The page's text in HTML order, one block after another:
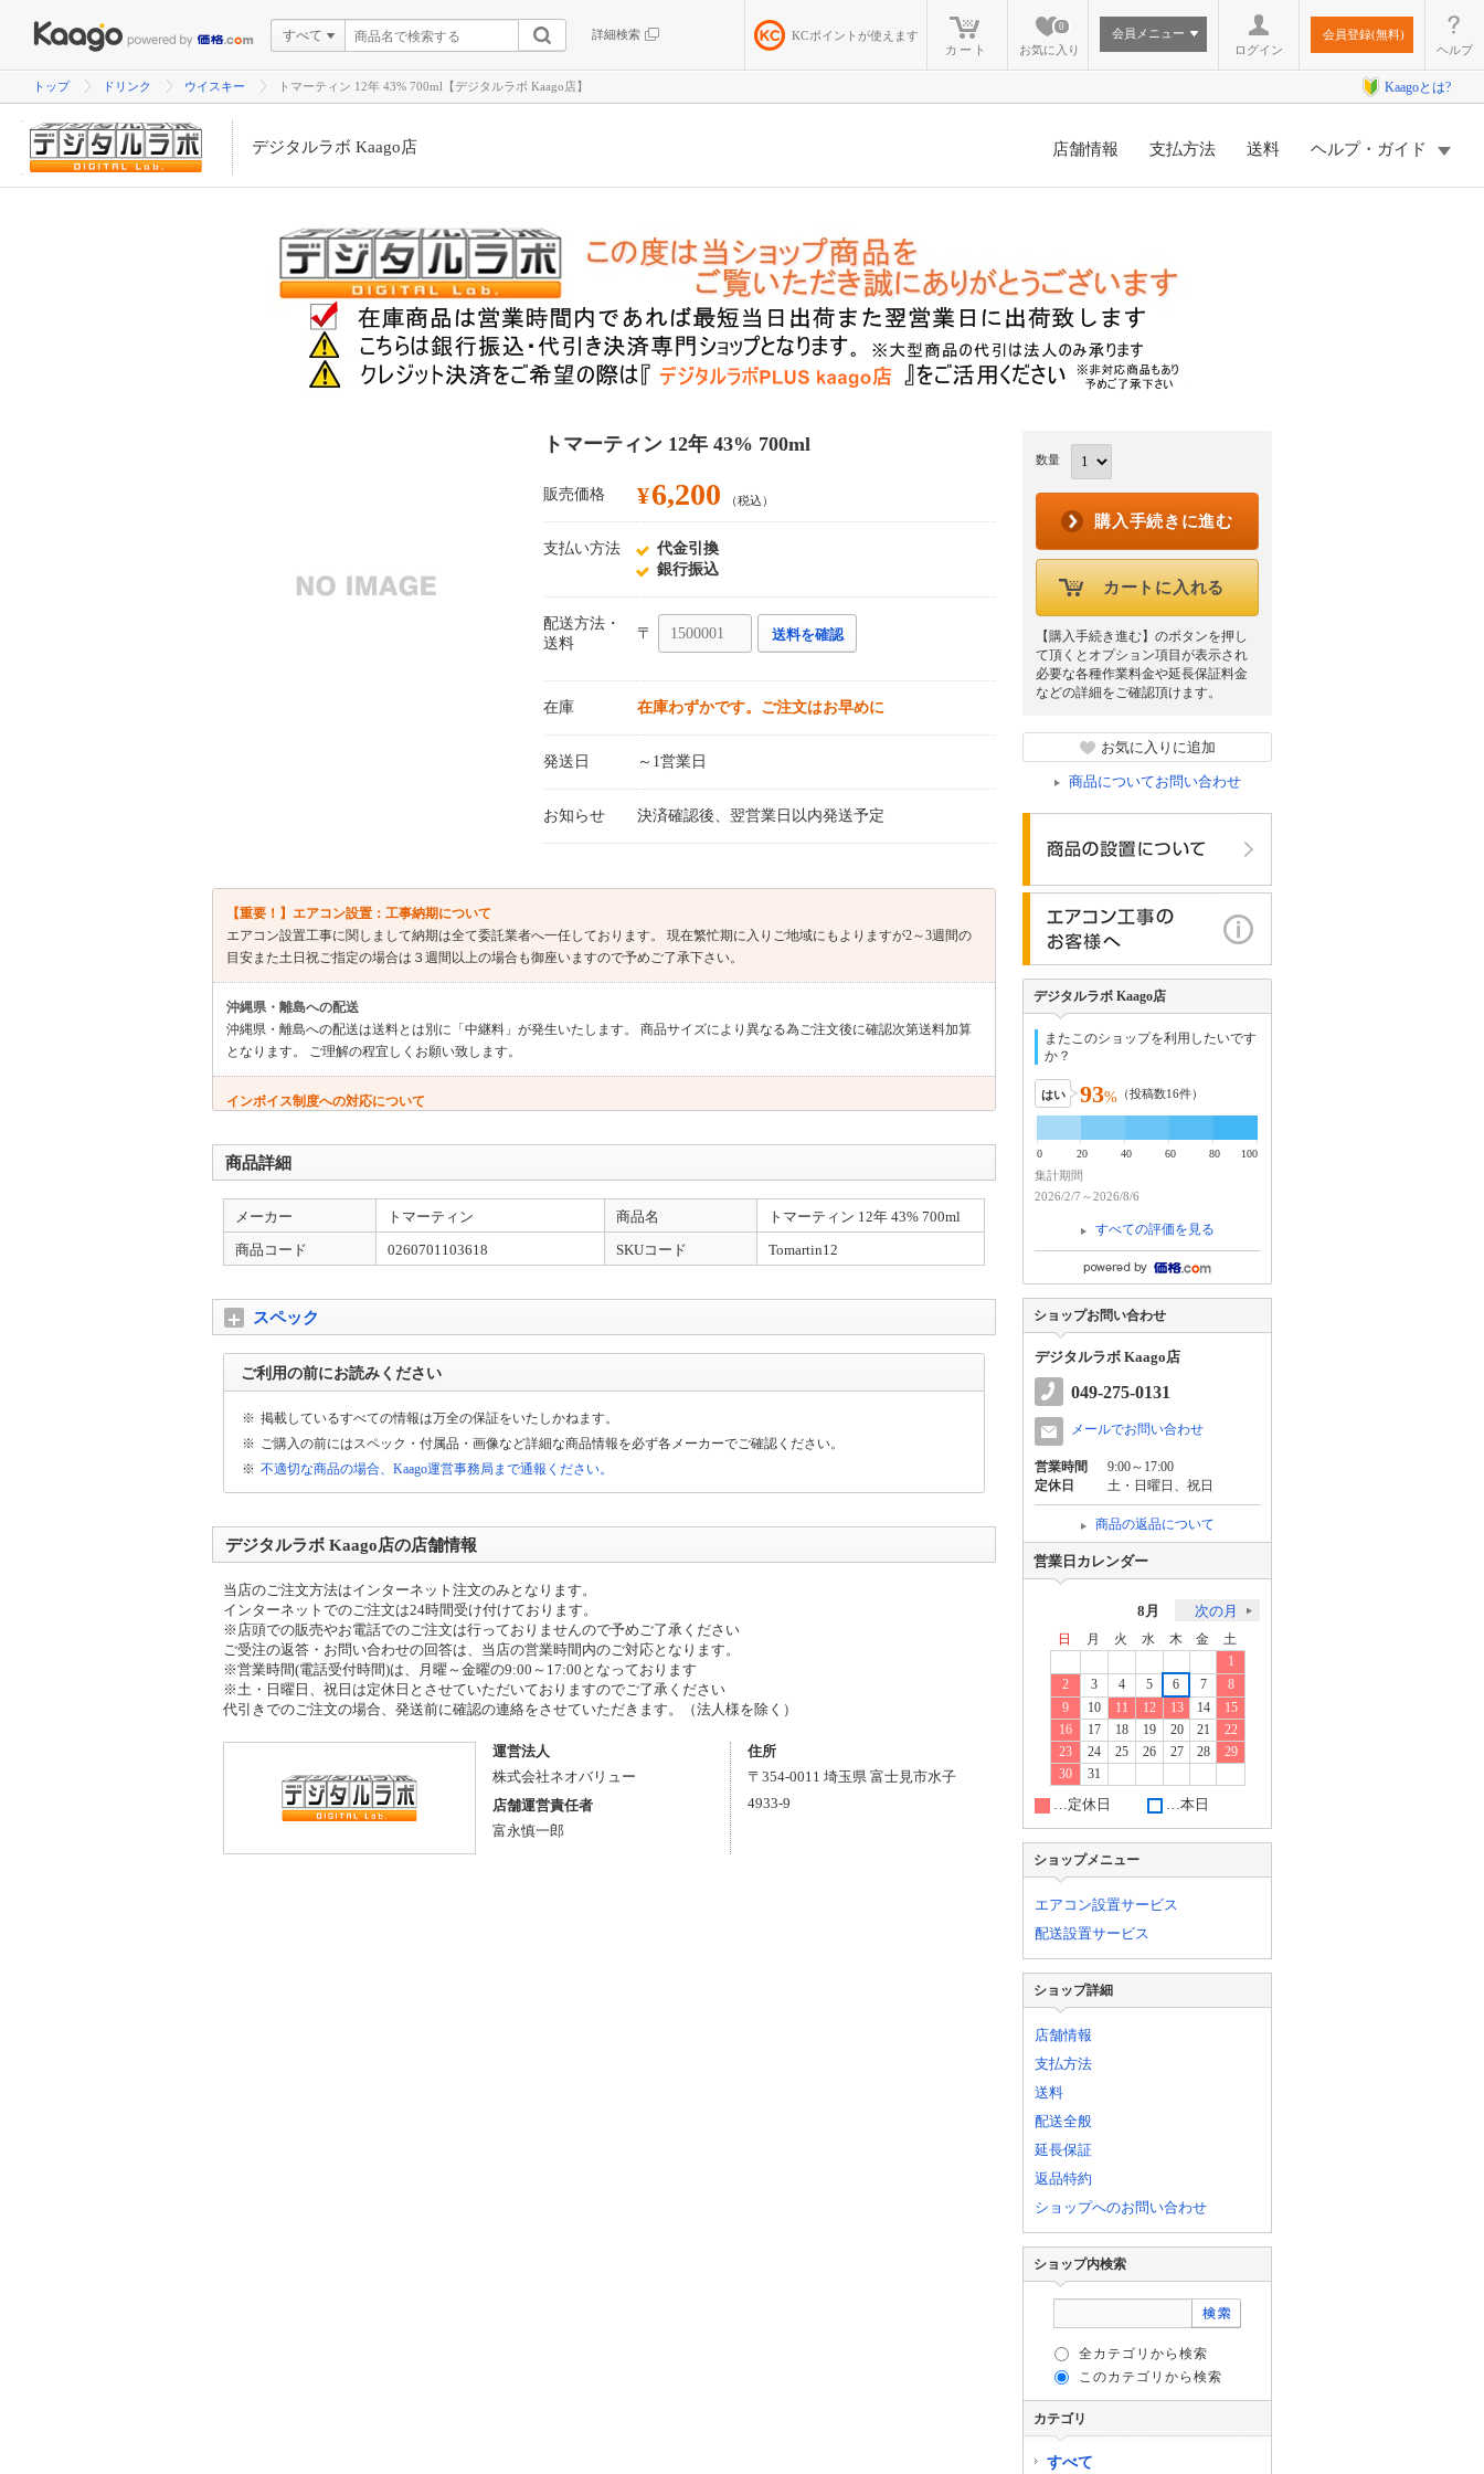
すべて 詳細検索 KCポイントが使えます
カート
お気に入り
0
会員メニュー
ログイン
会員登録(無料)
ヘルプ
トップ ドリンク ウイスキー トマーティン 12年 43% 700ml【デジタルラボ Kaago店】 Kaagoとは?
デジタルラボ Kaago店 店舗情報 支払方法 送料 ヘルプ・ガイド
トマーティン 12年 43% 700ml
販売価格 ¥6,200 （税込）
支払い方法
代金引換
銀行振込
配送方法・
送料
〒 送料を確認
在庫 在庫わずかです。ご注文はお早めに
発送日 ～1営業日
お知らせ 決済確認後、翌営業日以内発送予定
【重要！】エアコン設置：工事納期について
エアコン設置工事に関しまして納期は全て委託業者へ一任しております。 現在繁忙期に入りご地域にもよりますが2～3週間の
目安また土日祝ご指定の場合は３週間以上の場合も御座いますので予めご了承下さい。
沖縄県・離島への配送
沖縄県・離島への配送は送料とは別に「中継料」が発生いたします。 商品サイズにより異なる為ご注文後に確認次第送料加算
となります。 ご理解の程宜しくお願い致します。
インボイス制度への対応について
代金引換を除く https://kaago.com/order/receipt/
代引きに関して
「代引き」にてご購入のお客様は 発送前に電話にて確認をさせていただきます。 確認次第の発送となります。 また、大型商品
に関しましては「法人のみ」の対応となります。 （配送便により不可もあり）
商品詳細
メーカー トマーティン 商品名
トマーティン 12年 43% 700ml
商品コード
0260701103618 SKUコード Tomartin12
スペック
ご利用の前にお読みください
※ 掲載しているすべての情報は万全の保証をいたしかねます。
※ ご購入の前にはスペック・付属品・画像など詳細な商品情報を必ず各メーカーでご確認ください。
※ 不適切な商品の場合、Kaago運営事務局まで通報ください。
デジタルラボ Kaago店の店舗情報
当店のご注文方法はインターネット注文のみとなります。
インターネットでのご注文は24時間受け付けております。
※店頭での販売やお電話でのご注文は行っておりませんので予めご了承ください
ご受注の返答・お問い合わせの回答は、当店の営業時間内のご対応となります。
※営業時間(電話受付時間)は、月曜～金曜の9:00～17:00となっております
※土・日曜日、祝日は定休日とさせていただいておりますのでご了承ください
代引きでのご注文の場合、発送前に確認の連絡をさせていただきます。（法人様を除く）
運営法人
株式会社ネオバリュー
店舗運営責任者
富永慎一郎
住所
〒 354-0011 埼玉県 富士見市水子
4933-9
数量
購入手続きに進む
カートに入れる
【購入手続き進む】のボタンを押し
て頂くとオプション項目が表示され
必要な各種作業料金や延長保証料金
などの詳細をご確認頂けます。
お気に入りに追加
商品についてお問い合わせ
デジタルラボ Kaago店
またこのショップを利用したいです
か？
はい 93% （投稿数16件）
0 20 40 60 80 100
集計期間
2026/2/7～2026/8/6
すべての評価を見る
ショップお問い合わせ
デジタルラボ Kaago店
049-275-0131
メールでお問い合わせ
営業時間
9:00～17:00
定休日
土・日曜日、祝日
商品の返品について
営業日カレンダー
8月 次の月
日 月 火 水 木 金
土
1
2
3 4 5 6 7
8
9
10 11 12 13 14
15
16
17 18 19 20 21
22
23
24 25 26 27 28
29
30
31
…定休日 …本日
ショップメニュー
エアコン設置サービス
配送設置サービス
ショップ詳細
店舗情報
支払方法
送料
配送全般
延長保証
返品特約
ショップへのお問い合わせ
ショップ内検索
全カテゴリから検索
このカテゴリから検索
カテゴリ
すべて